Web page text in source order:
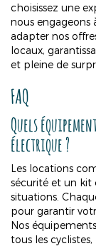
choisissez une
nous engageons
adapter nos
locaux,
et pleine de
FAQ
Quels
électrique ?
Les locations
sécurité et un kit
situations.
pour garantir
Nos
tous les